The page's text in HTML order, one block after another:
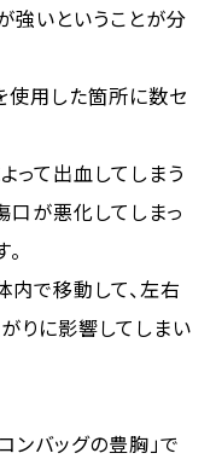
強いということが分
使用した箇所に数セ
って出血してしまう
口が悪化してしまっ
内で移動して、左右
りに影響してしまい
ンバッグの豊胸」で